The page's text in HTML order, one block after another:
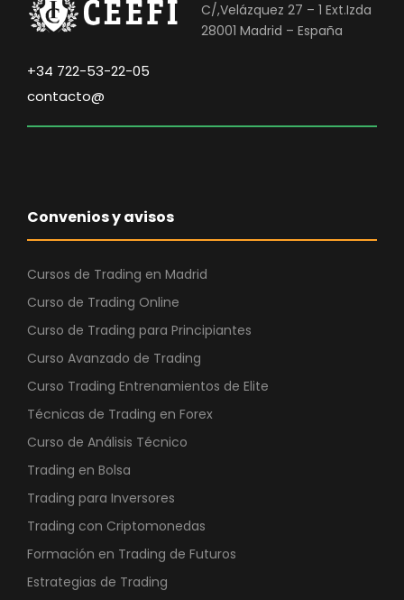
C/,Velázquez 27 – 1 Ext.Izda
28001 Madrid – España
+34 722-53-22-05
contacto@
Convenios y avisos
Cursos de Trading en Madrid
Curso de Trading Online
Curso de Trading para Principiantes
Curso Avanzado de Trading
Curso Trading Entrenamientos de Elite
Técnicas de Trading en Forex
Curso de Análisis Técnico
Trading en Bolsa
Trading para Inversores
Trading con Criptomonedas
Formación en Trading de Futuros
Estrategias de Trading